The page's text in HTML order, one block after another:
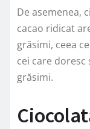
De asemenea,
cacao ridicat
grăsimi, ceea
cei care doresc
grăsimi.